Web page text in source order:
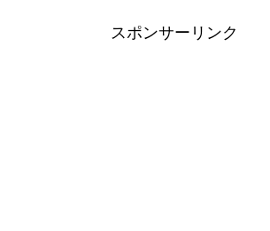
スポンサーリンク